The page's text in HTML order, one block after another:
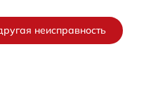
неисправность